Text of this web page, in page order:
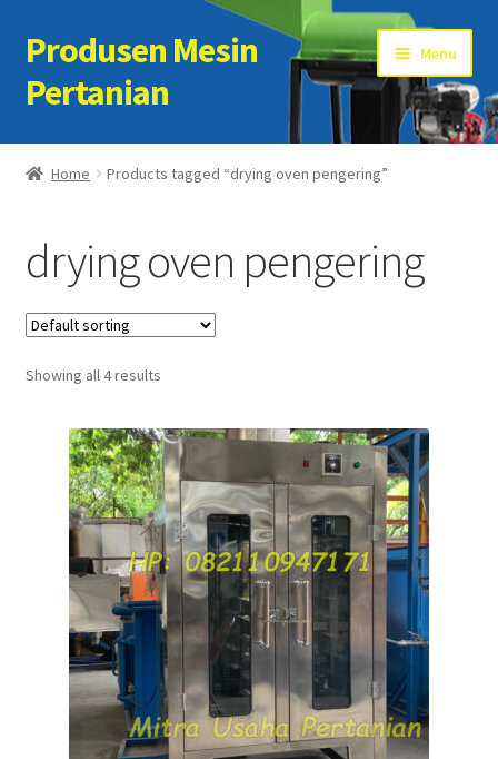
Skip
to
navigation
Skip
to
content
Produsen Mesin
Pertanian
Menu
Home
Cart
Checkout
Kontak Kami
My account
Sample Page
Home Products tagged “drying oven pengering”
drying oven pengering
Showing all 4 results